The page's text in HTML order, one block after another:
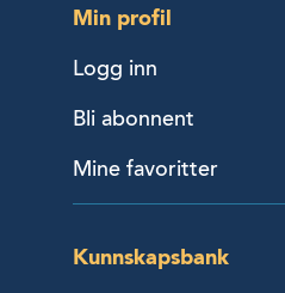
Min profil
Logg inn
Bli abonnent
Mine favoritter
Kunnskapsbank